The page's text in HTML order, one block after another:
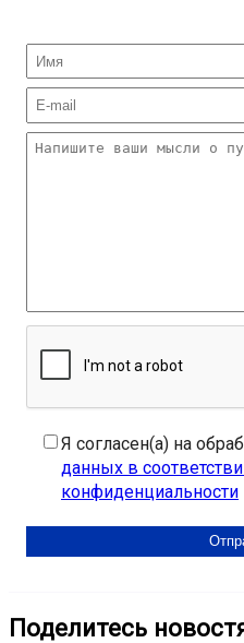
Я согласен(а) на
данных в
конфиденциальности
Поделитесь